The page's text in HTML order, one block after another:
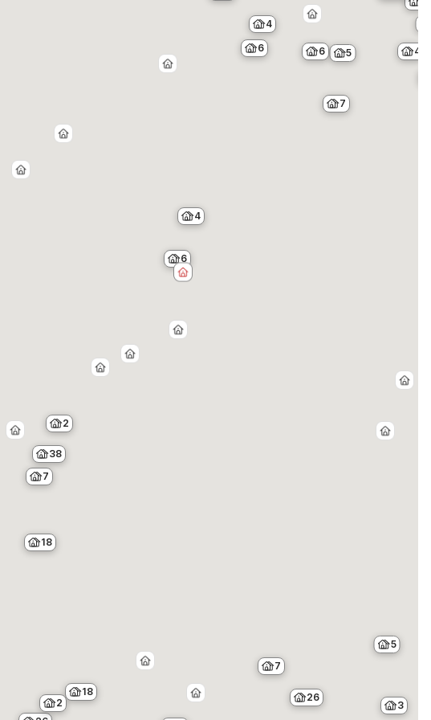
38
18
18
26
7
7
4
5
6
5
7
6
3
6
4
4
2
2